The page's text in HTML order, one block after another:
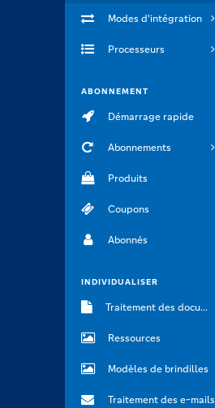
Modes d'intégration
Processeurs
ABONNEMENT
Démarrage rapide
Abonnements
Produits
Coupons
Abonnés
INDIVIDUALISER
Traitement des documents
Ressources
Modèles de brindilles
Traitement des e-mails